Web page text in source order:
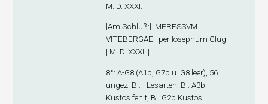
M. D. XXXI. |
[Am Schluß:] IMPRESSVM
VITEBERGAE | per Iosephum Clug.
| M. D. XXXI. |
8°: A-G8 (A1b , G7b u. G8 leer), 56
ungez. Bl. - Lesarten: Bl. A3b
Kustos fehlt, Bl. G2b Kustos